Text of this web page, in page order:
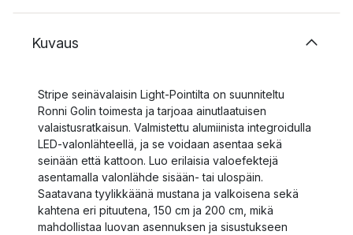
Kuvaus
Stripe seinävalaisin Light-Pointilta on suunniteltu
Ronni Golin toimesta ja tarjoaa ainutlaatuisen
valaistusratkaisun. Valmistettu alumiinista integroidulla
LED-valonlähteellä, ja se voidaan asentaa sekä
seinään että kattoon. Luo erilaisia valoefektejä
asentamalla valonlähde sisään- tai ulospäin.
Saatavana tyylikkäänä mustana ja valkoisena sekä
kahtena eri pituutena, 150 cm ja 200 cm, mikä
mahdollistaa luovan asennuksen ja sisustukseen